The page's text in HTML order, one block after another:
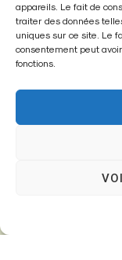
appareils. Le fait de
traiter des données
uniques sur ce site. Le
consentement peut
fonctions.
Mairie de
Fontenay-